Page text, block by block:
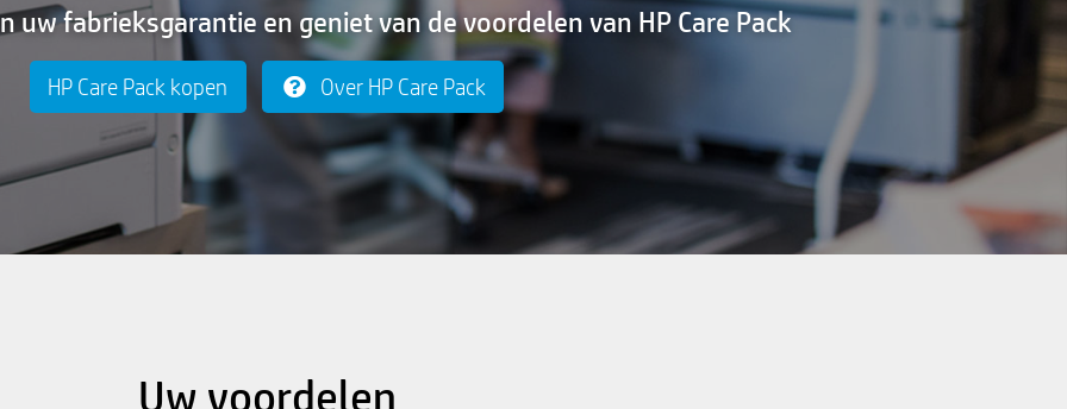
uw fabrieksgarantie en geniet van de voordelen van HP Care Pack
HP Care Pack kopen Over HP Care Pack
Uw voordelen